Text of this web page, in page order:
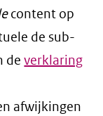
content op
de sub-
deverklaring
afwijkingen